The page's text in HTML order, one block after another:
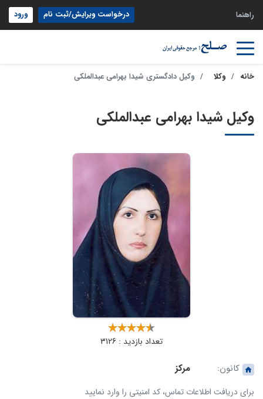
راهنما درخواست ویرایش/ثبت نام ورود
خانه وکلا وکیل دادگستری شیدا بهرامی عبدالملکی
وکیل شیدا بهرامی عبدالملکی
تعداد بازدید : 3126
کانون: مرکز
برای دریافت اطلاعات تماس، کد امنیتی را وارد نمایید